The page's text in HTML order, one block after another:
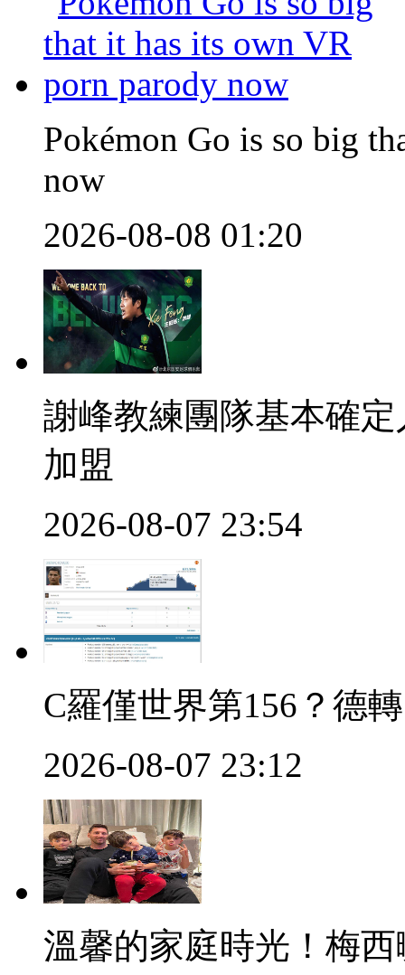
Pokémon Go is so big
now
2026-08-08 01:20
謝峰教練團隊基本確定人
加盟
2026-08-07 23:54
C羅僅世界第156？
2026-08-07 23:12
溫馨的家庭時光！梅